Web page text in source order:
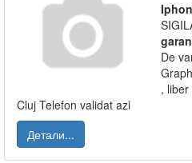
De
,
Cluj Telefon validat azi
Детали...